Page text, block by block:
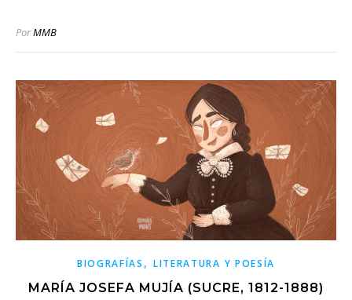
PorMMB
BIOGRAFÍAS , LITERATURA Y POESÍA
MARÍA JOSEFA MUJÍA (SUCRE, 1812-1888)